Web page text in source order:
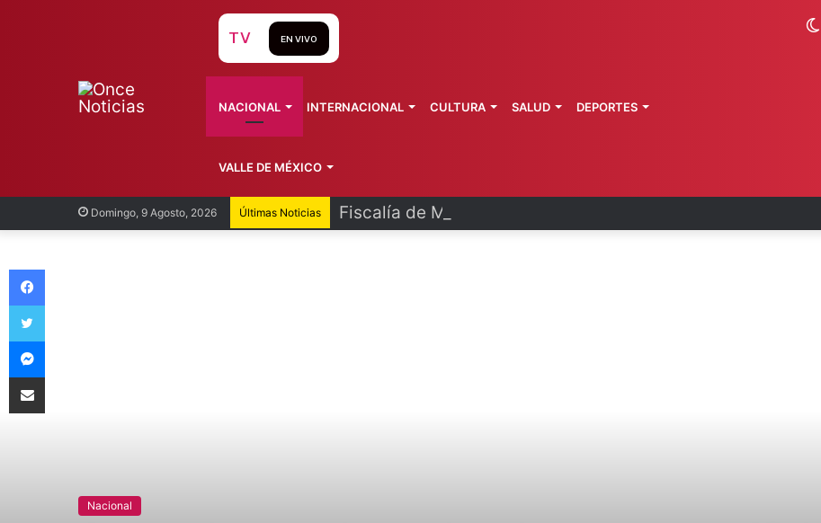
Domingo, 9 Agosto, 2026 Últimas Noticias Fiscalía de Morelos investiga explosión de pipa
TV EN VIVO
NACIONAL INTERNACIONAL CULTURA SALUD DEPORTES
VALLE DE MÉXICO
Nacional
Facebook
Twitter
Messenger
Compartir vía Email